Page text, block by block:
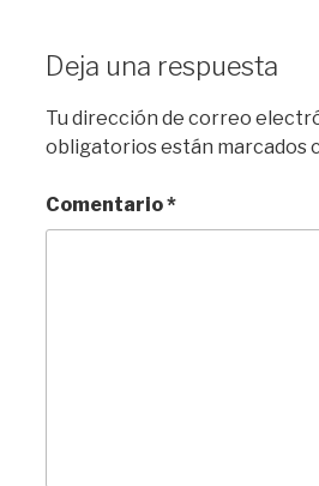
Deja una respuesta
Tu dirección de correo
obligatorios están marcados
Comentario*